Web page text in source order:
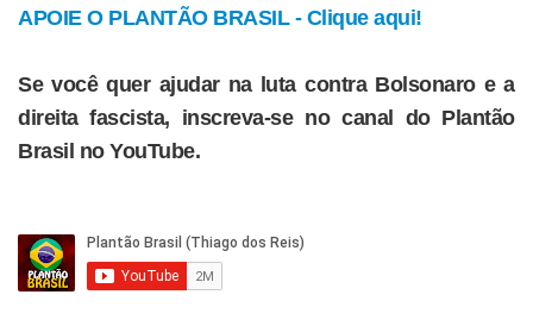
APOIE O PLANTÃO BRASIL - Clique aqui!
Se você quer ajudar na luta contra Bolsonaro e a
direita fascista, inscreva-se no canal do Plantão
Brasil no YouTube.